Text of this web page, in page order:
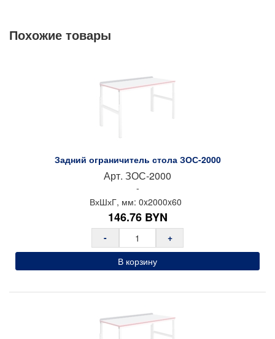
Нестандартные изделия
Похожие товары
Задний ограничитель стола ЗОС-2000
Арт. ЗОС-2000
-
ВхШхГ, мм: 0x2000x60
146.76 BYN
-
+
В корзину